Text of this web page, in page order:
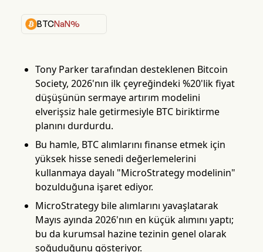
BTCNaN%
Tony Parker tarafından desteklenen Bitcoin
Society, 2026'nın ilk çeyreğindeki %20'lik fiyat
düşüşünün sermaye artırım modelini
elverişsiz hale getirmesiyle BTC biriktirme
planını durdurdu.
Bu hamle, BTC alımlarını finanse etmek için
yüksek hisse senedi değerlemelerini
kullanmaya dayalı "MicroStrategy modelinin"
bozulduğuna işaret ediyor.
MicroStrategy bile alımlarını yavaşlatarak
Mayıs ayında 2026'nın en küçük alımını yaptı;
bu da kurumsal hazine tezinin genel olarak
soğuduğunu gösteriyor.